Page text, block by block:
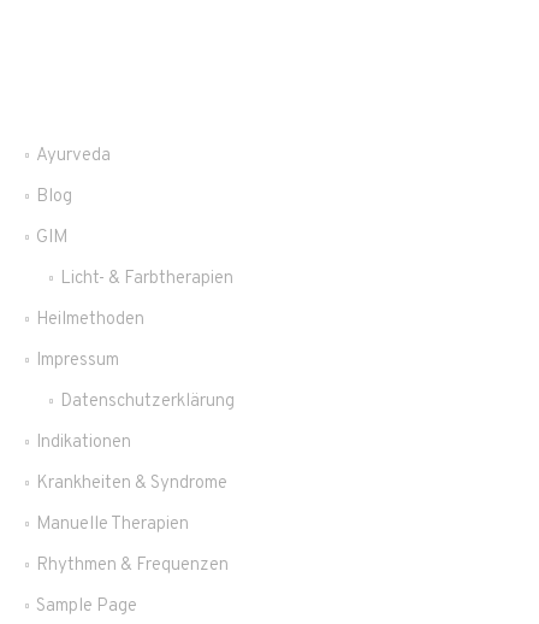
Ayurveda
Blog
GIM
Licht- & Farbtherapien
Heilmethoden
Impressum
Datenschutzerklärung
Indikationen
Krankheiten & Syndrome
Manuelle Therapien
Rhythmen & Frequenzen
Sample Page